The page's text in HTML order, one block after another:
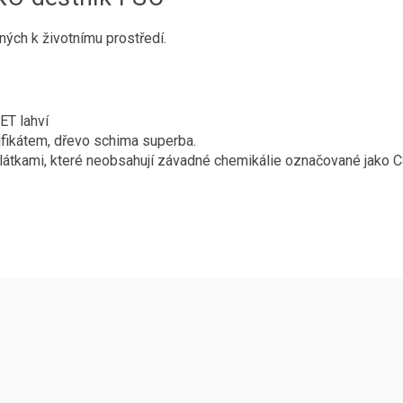
k životnímu prostředí.
lahví
dřevo schima superba.
které neobsahují závadné chemikálie označované jako